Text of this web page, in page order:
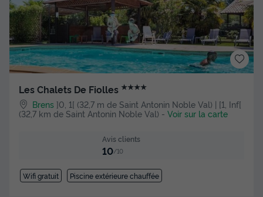
Les Chalets De Fiolles ★★★★
Brens ]0, 1[ (32,7 m de Saint Antonin Noble Val) | [1, Inf[
(32,7 km de Saint Antonin Noble Val) - Voir sur la carte
Avis clients
10/10
Wifi gratuit Piscine extérieure chauffée